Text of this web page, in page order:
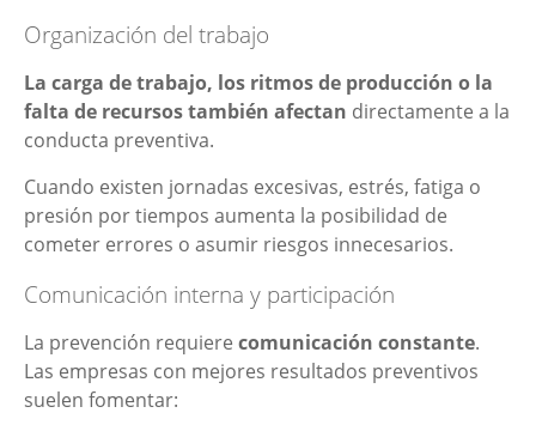
Organización del trabajo
La carga de trabajo, los ritmos de producción o la
falta de recursos también afectan directamente a la
conducta preventiva.
Cuando existen jornadas excesivas, estrés, fatiga o
presión por tiempos aumenta la posibilidad de
cometer errores o asumir riesgos innecesarios.
Comunicación interna y participación
La prevención requiere comunicación constante.
Las empresas con mejores resultados preventivos
suelen fomentar: